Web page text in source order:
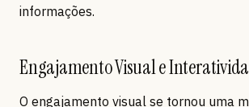
informações.
Engajamento Visual e
O engajamento visual se tornou uma